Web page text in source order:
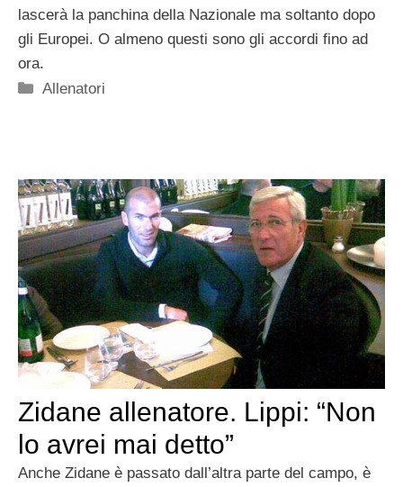
lascerà la panchina della Nazionale ma soltanto dopo
gli Europei. O almeno questi sono gli accordi fino ad
ora.
Categorie
Allenatori
Zidane allenatore. Lippi: “Non
lo avrei mai detto”
Anche Zidane è passato dall’altra parte del campo, è